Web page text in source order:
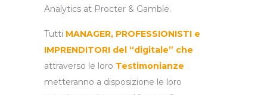
Analytics at Procter & Gamble.
Tutti MANAGER, PROFESSIONISTI e
IMPRENDITORI del “digitale” che
attraverso le loro Testimonianze
metteranno a disposizione le loro